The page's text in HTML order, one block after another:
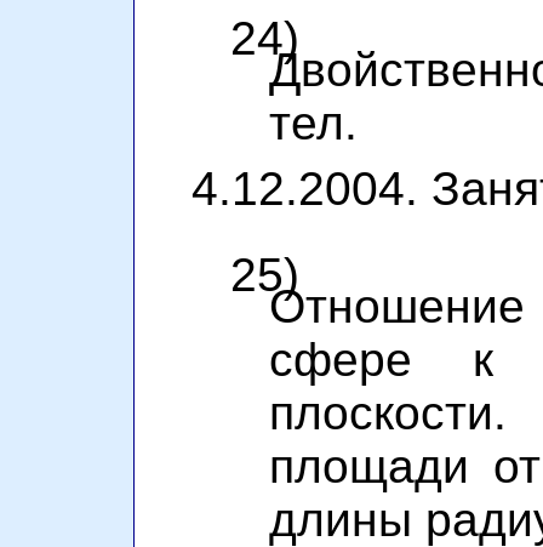
24)
тел.
4.12.2004.
25)
сфере к
площади
длины